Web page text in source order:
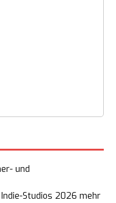
und
Studios 2026 mehr